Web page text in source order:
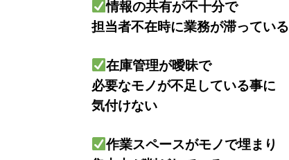
情報の共有が不十分で
担当者不在時に業務が滞っている
在庫管理が曖昧で
必要なモノが不足している事に
気付けない
作業スペースがモノで埋まり